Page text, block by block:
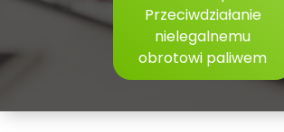
Przeciwdziałanie
nielegalnemu
obrotowi paliwem